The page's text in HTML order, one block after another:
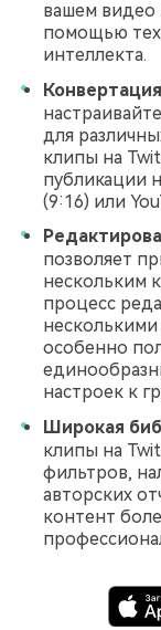
вашем видео
помощью
интеллекта.
для
клипы на
публикации
(9:16) или
позволяет
нескольким
процесс
особенно
настроек к
Широкая
клипы на
фильтров,
авторских
контент